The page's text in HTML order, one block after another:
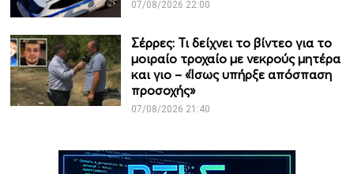
07/08/2026 22:00
Σέρρες: Τι δείχνει το βίντεο για το
μοιραίο τροχαίο με νεκρούς μητέρα
και γιο – «Ίσως υπήρξε απόσπαση
προσοχής»
07/08/2026 21:40